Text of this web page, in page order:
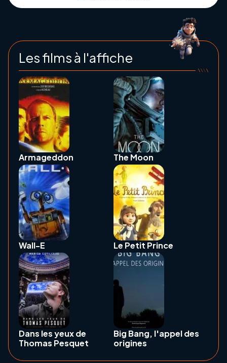
Les films à l'affiche
Armageddon The Moon
Wall-E Le Petit Prince
Dans les yeux de
Thomas Pesquet
Big Bang, l'appel des
origines